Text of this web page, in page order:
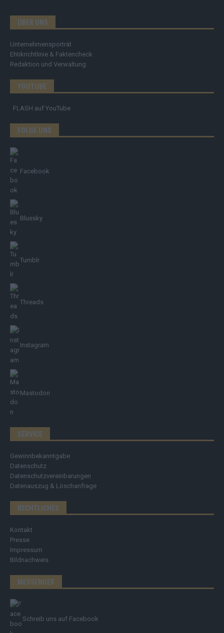
ÜBER UNS
Unternehmensporträt
Ehtikrichtlinie & Faktencheck
Redaktion und Verwaltung
YOUTUBE
FLASH auf YouTube
FOLGE UNS
Facebook
Bluesky
Tumblr
Threads
Instagram
Mastodon
SERVICE
Gewinnbekanntgabe
Datenschutz
Datenschutzvereinbarungen
Datenauszug & Löschanfrage
RECHTLICHES
Kontakt
Presse
Impressum
Bildnachweis
MESSENGER
Schreib uns auf Facebook